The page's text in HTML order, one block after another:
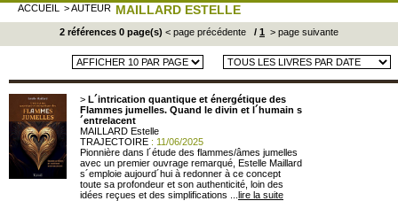
ACCUEIL > AUTEUR MAILLARD ESTELLE
2 références 0 page(s) < page précédente / 1 > page suivante
> L´intrication quantique et énergétique des
Flammes jumelles. Quand le divin et l´humain s
´entrelacent
MAILLARD Estelle
TRAJECTOIRE : 11/06/2025
Pionnière dans l´étude des flammes/âmes jumelles
avec un premier ouvrage remarqué, Estelle Maillard
s´emploie aujourd´hui à redonner à ce concept
toute sa profondeur et son authenticité, loin des
idées reçues et des simplifications ... lire la suite